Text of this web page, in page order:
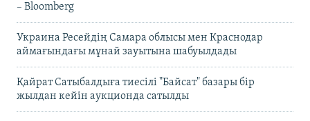
– Bloomberg
Украина Ресейдің Самара облысы мен Краснодар
аймағындағы мұнай зауытына шабуылдады
Қайрат Сатыбалдыға тиесілі "Байсат" базары бір
жылдан кейін аукционда сатылды